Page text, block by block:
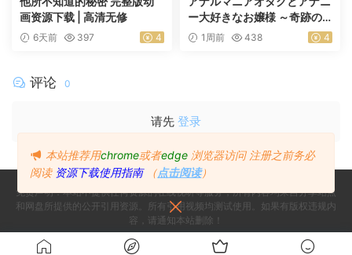
画资源下载 | 高清无修
6天前 397 4
ー大好きなお嬢様 ～奇跡の
マッチング～ 前編
1周前 438 4
评论 0
请先 登录
免责声明：本站不提供任何资源的在线视听等服务，所有内容均来自分享站点
和网盘所提供的公开引用资源。所有引用视频均测试使用。如果有版权违规内
容，请通知本站删除！
Copyright © 2024 Since 2024, Build with ♥ 萌番 - All rights reserved
本站推荐用chrome或者edge 浏览器访问 注册之前务必
阅读 资源下载使用指南 （点击阅读）